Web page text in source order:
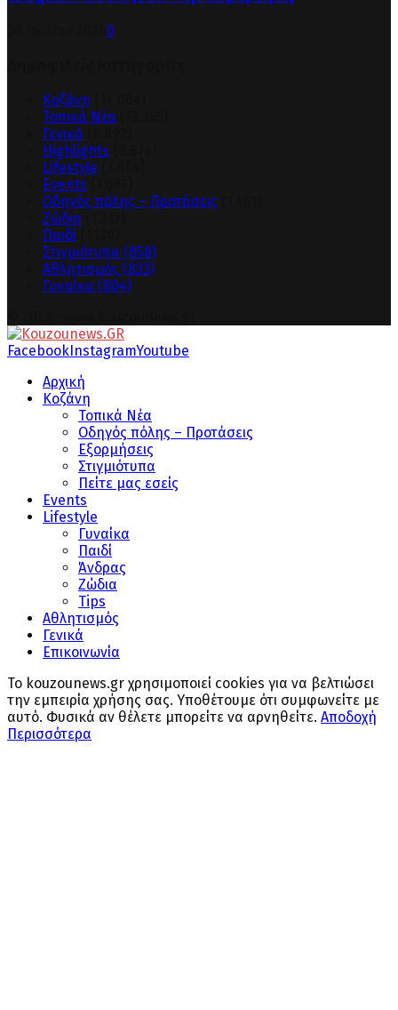
0
Κοζάνη
Τοπικά Νέα
Γενικά
Highlights
Lifestyle
Events
Οδηγός πόλης – Προτάσεις
Ζώδια
Παιδί
Στιγμιότυπα (858)
Αθλητισμός (833)
Γυναίκα (804)
Facebook InstagramYoutube
Αρχική
Κοζάνη
Τοπικά Νέα
Οδηγός πόλης – Προτάσεις
Εξορμήσεις
Στιγμιότυπα
Πείτε μας εσείς
Events
Lifestyle
Γυναίκα
Παιδί
Άνδρας
Ζώδια
Tips
Αθλητισμός
Γενικά
Επικοινωνία
Το kouzounews.gr χρησιμοποιεί cookies για να βελτιώσει
την εμπειρία χρήσης σας. Υποθέτουμε ότι συμφωνείτε με
αυτό. Φυσικά αν θέλετε μπορείτε να αρνηθείτε. Αποδοχή
Περισσότερα